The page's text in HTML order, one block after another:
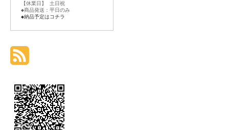
【休業日】 土日祝
◆商品発送：平日のみ
◆納品予定はコチラ